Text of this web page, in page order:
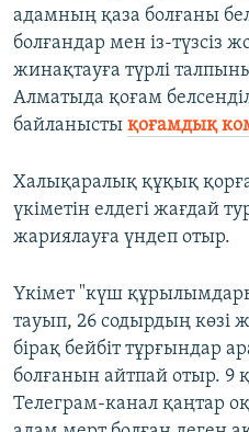
адамның қаза болғаны
болғандар мен із-түзсіз
жинақтауға түрлі
Алматыда қоғам
байланысты қоғамдық
Халықаралық құқық
үкіметін елдегі жағдай
жариялауға үндеп отыр.
Үкімет "күш
тауып, 26 содырдың көзі
бірақ бейбіт тұрғындар
болғанын айтпай отыр. 9
Телеграм-канал қаңтар